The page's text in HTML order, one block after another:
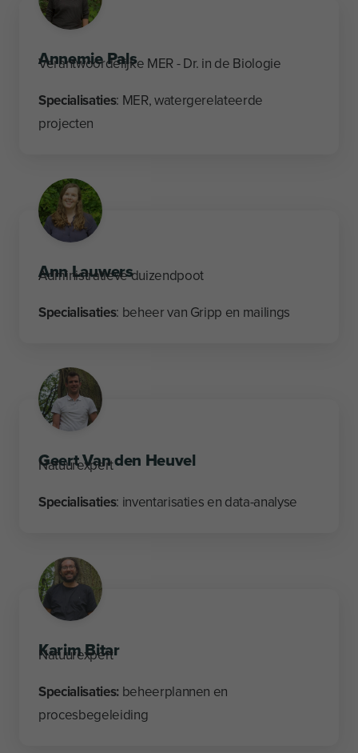
Annemie Pals
Verantwoordelijke MER - Dr. in de Biologie
Specialisaties: MER, watergerelateerde
projecten
Ann Lauwers
Administratieve duizendpoot
Specialisaties: beheer van Gripp en mailings
Geert Van den Heuvel
Natuurexpert
Specialisaties: inventarisaties en data-analyse
Karim Bitar
Natuurexpert
Specialisaties:beheerplannen en
procesbegeleiding